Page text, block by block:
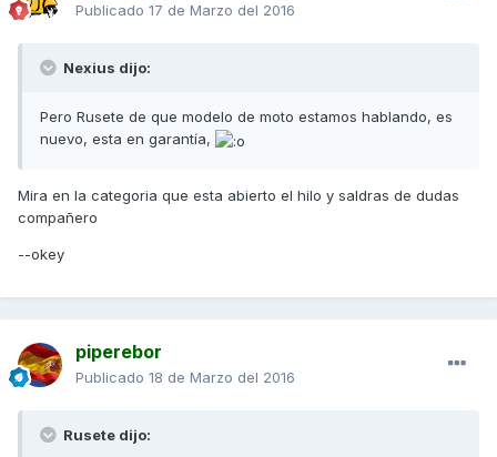
Publicado 17 de Marzo del 2016
Nexius dijo:
Pero Rusete de que modelo de moto estamos hablando, es
nuevo, esta en garantía,
Mira en la categoria que esta abierto el hilo y saldras de dudas
compañero
--okey
piperebor
Publicado 18 de Marzo del 2016
Rusete dijo: